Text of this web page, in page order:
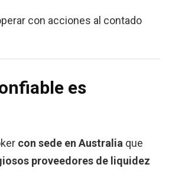
con acciones al contado
es
con sede en Australia que
proveedores de liquidez